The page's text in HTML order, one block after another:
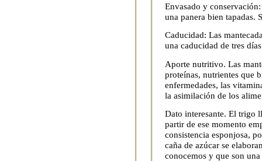
Envasado y
una panera bien tapadas.
Caducidad: Las
una caducidad de tres
Aporte nutritivo. Las
proteínas, nutrientes que
enfermedades, las
la asimilación de los
Dato interesante. El trigo
partir de ese momento
consistencia esponjosa,
caña de azúcar se
conocemos y que son